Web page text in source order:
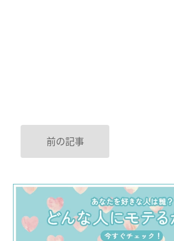
前の記事